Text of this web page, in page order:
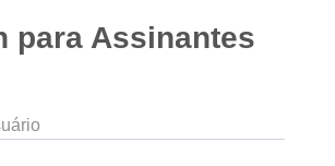
para Assinantes